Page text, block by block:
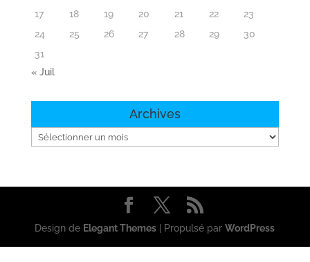
17
18 19 20 21 22
23
24
25 26 27 28 29
30
31
« Juil
Archives
Archives
Design de Elegant Themes | Propulsé parWordPress